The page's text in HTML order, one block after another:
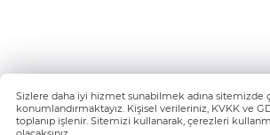
Sizlere daha iyi hizmet sunabilmek adına sitemizde
konumlandırmaktayız. Kişisel verileriniz, KVKK ve
toplanıp işlenir. Sitemizi kullanarak, çerezleri